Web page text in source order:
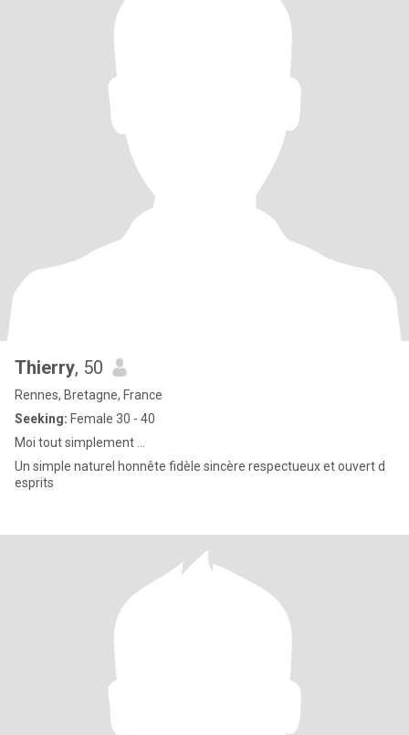
Thierry, 50
Rennes, Bretagne, France
Seeking: Female 30 - 40
Moi tout simplement …
Un simple naturel honnête fidèle sincère respectueux et ouvert d
esprits